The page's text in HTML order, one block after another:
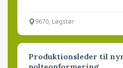
9670, Løgstør
Produktionsleder til